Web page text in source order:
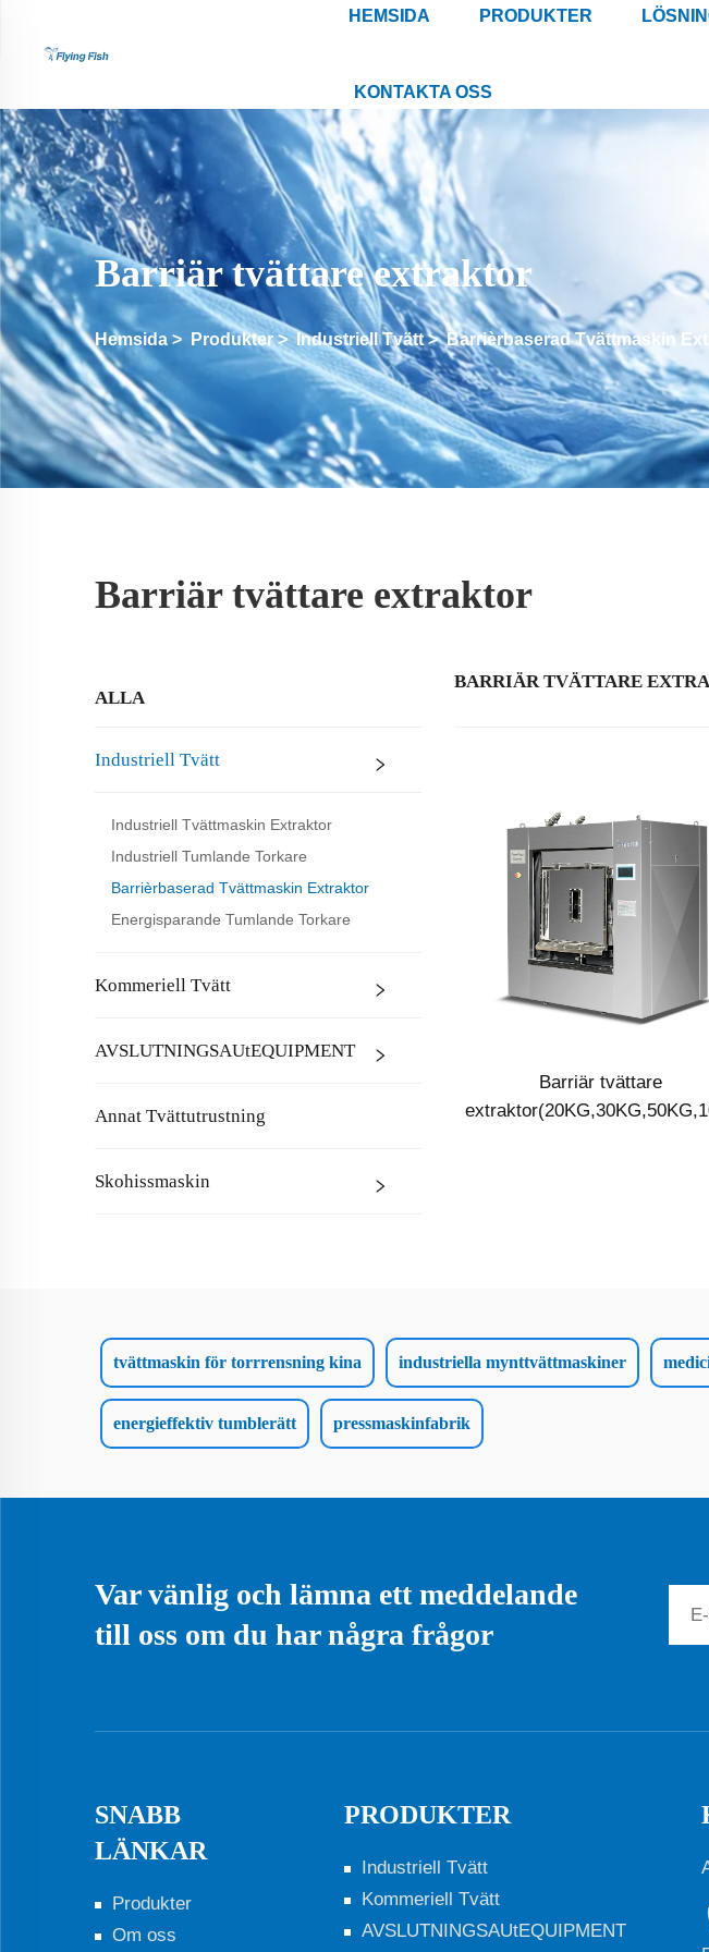
HEMSIDA PRODUKTER
KONTAKTA OSS
Barriär tvättare extraktor
Hemsida > Produkter>Industriell Tvätt>Barrièrbaserad Tvättmaskin
Barriär tvättare extraktor
ALLA
Industriell Tvätt
Industriell Tvättmaskin Extraktor
Industriell Tumlande Torkare
Barrièrbaserad Tvättmaskin Extraktor
Energisparande Tumlande Torkare
Kommeriell Tvätt
AVSLUTNINGSAUtEQUIPMENT
Annat Tvättutrustning
Skohissmaskin
BARRIÄR TVÄTTARE
Barriär tvättare
tvättmaskin för torrrensning kina industriella mynttvättmaskiner
energieffektiv tumblerätt pressmaskinfabrik
Var vänlig och lämna ett meddelande
till oss om du har några frågor
SNABB
LÄNKAR
Produkter
Om oss
PRODUKTER
Industriell Tvätt
Kommeriell Tvätt
AVSLUTNINGSAUtEQUIPMENT